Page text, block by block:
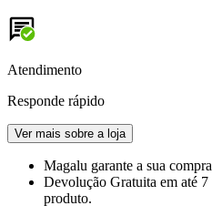
Atendimento
Responde rápido
Ver mais sobre a loja
Magalu garante a sua
Devolução Gratuita em até
produto.